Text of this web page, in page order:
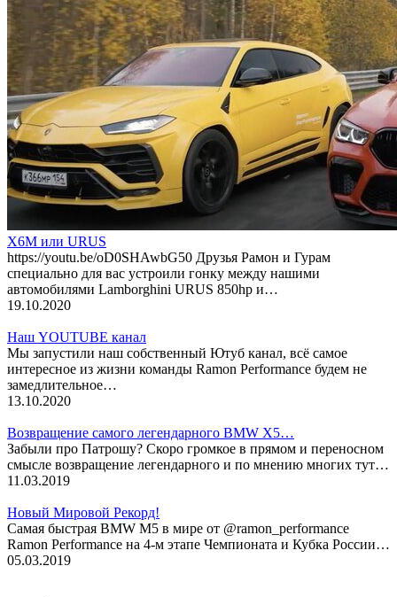
X6M или URUS
https://youtu.be/oD0SHAwbG50 Друзья Рамон и Гурам
специально для вас устроили гонку между нашими
автомобилями Lamborghini URUS 850hp и…
19.10.2020
Наш YOUTUBE канал
Мы запустили наш собственный Ютуб канал, всё самое
интересное из жизни команды Ramon Performance будем не
замедлительное…
13.10.2020
Возвращение самого легендарного BMW X5…
Забыли про Патрошу? Скоро громкое в прямом и переносном
смысле возвращение легендарного и по мнению многих тут…
11.03.2019
Новый Мировой Рекорд!
Cамая быстрая BMW M5 в мире от @ramon_performance
Ramon Performance на 4-м этапе Чемпионата и Кубка России…
05.03.2019